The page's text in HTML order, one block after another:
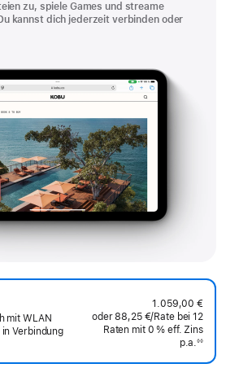
zu, spiele Games und streame
kannst dich jederzeit verbinden oder
mit WLAN
Verbindung
1.059,00 €
oder88,25 €/Rate pro
Rate
bei 12
Raten Raten
mit 0 % eff. Zins
p.a.eff.
Zins p.a.
◊◊